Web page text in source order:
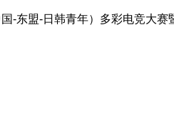
东盟-日韩青年）多彩电竞大赛